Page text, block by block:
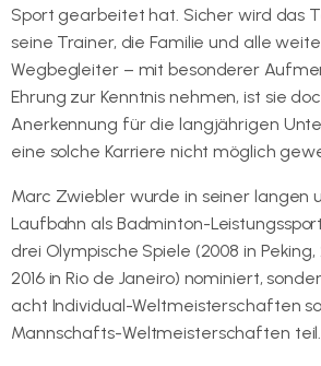
Sport gearbeitet hat. Sicher wird das
seine Trainer, die Familie und alle
Wegbegleiter – mit besonderer
Ehrung zur Kenntnis nehmen, ist sie
Anerkennung für die langjährigen
eine solche Karriere nicht möglich
Marc Zwiebler wurde in seiner langen
Laufbahn als Badminton-
drei Olympische Spiele (2008 in Peking,
2016 in Rio de Janeiro) nominiert,
acht Individual-Weltmeisterschaften
Mannschafts-Weltmeisterschaften teil.